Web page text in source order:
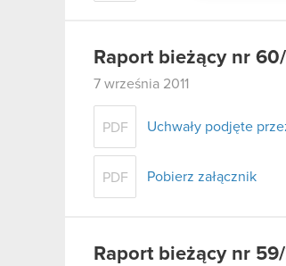
Raport bieżący nr 60/
7 września 2011
PDF Uchwały podjęte
PDF Pobierz załącznik
Raport bieżący nr 59/